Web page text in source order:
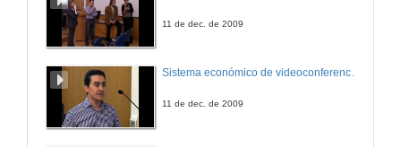
Conferencia
11 de dec. de 2009
Sistema económico de videoconferencia intercampus para a impartición de leccións no Mestrado Interuniversitario de Fotónica e Tecnoloxías do Láser
11 de dec. de 2009